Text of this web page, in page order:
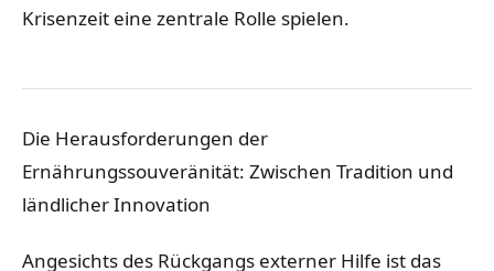
Krisenzeit eine zentrale Rolle spielen.
Die Herausforderungen der
Ernährungssouveränität: Zwischen Tradition und
ländlicher Innovation
Angesichts des Rückgangs externer Hilfe ist das